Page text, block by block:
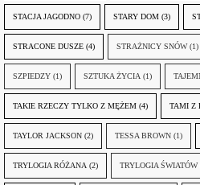
STACJA JAGODNO (7) STARY DOM (3)
STRACONE DUSZE (4) STRAŻNICY SNÓW (1)
SZPIEDZY (1) SZTUKA ŻYCIA (1)
TAKIE RZECZY TYLKO Z MĘŻEM (4) TAMI Z
TAYLOR JACKSON (2) TESSA BROWN (1)
TRYLOGIA RÓŻANA (2) TRYLOGIA ŚWIATÓW